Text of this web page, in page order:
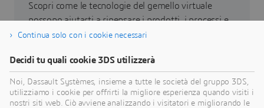
Scopri come le tecnologie del gemello virtuale
possono aiutarti a ripensare i prodotti, i processi e
persino i modelli di business per realizzare
Vai alla sostenibilità
Continua solo con i cookie necessari
Decidi tu quali cookie 3DS utilizzerà
Noi, Dassault Systèmes, insieme a tutte le società del gruppo 3DS,
utilizziamo i cookie per offrirti la migliore esperienza quando visiti i
nostri siti web. Ciò avviene analizzando i visitatori e migliorando le